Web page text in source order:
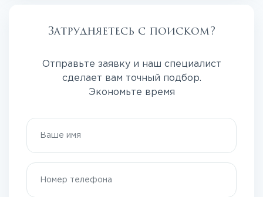
Затрудняетесь с поиском?
Отправьте заявку и наш специалист
сделает вам точный подбор.
Экономьте время